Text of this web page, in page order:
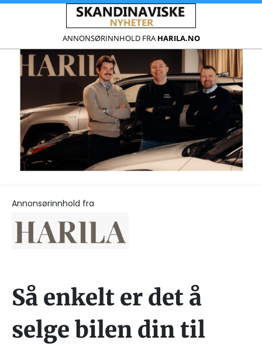
ANNONSØRINNHOLD FRA HARILA.NO
Annonsørinnhold fra
Så enkelt er det å
selge bilen din til